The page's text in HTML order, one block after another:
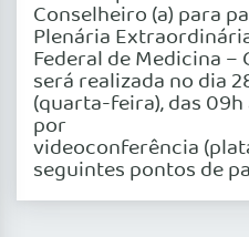
Conselheiro (a) para
Plenária
Federal de Medicina –
será realizada no dia
(quarta-feira), das 09h
por
videoconferência
seguintes pontos de